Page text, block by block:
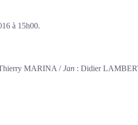
à 15h00.
MARINA /Jan : Didier